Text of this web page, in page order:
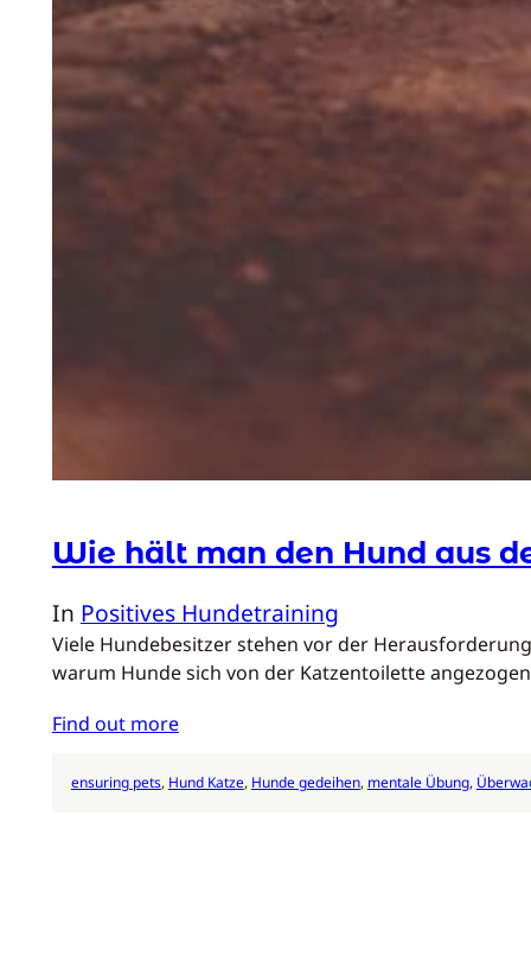
Wie hält man den Hund aus
In Positives Hundetraining
Viele Hundebesitzer stehen vor der
warum Hunde sich von der Katzentoilette
Find out more
ensuring pets, Hund Katze, Hunde gedeihen, mentale Übung,